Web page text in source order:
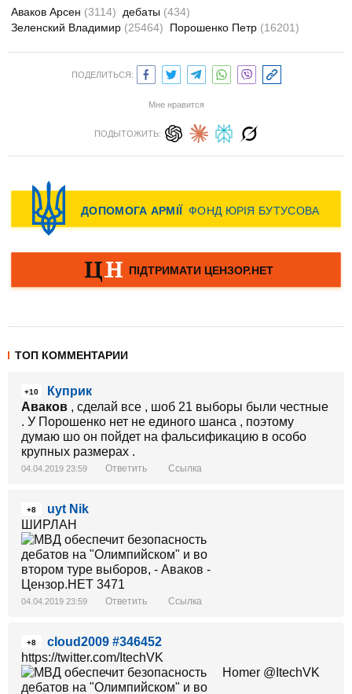
Аваков Арсен (3114) дебаты (434)
Зеленский Владимир (25464) Порошенко Петр (16201)
ПОДЕЛИТЬСЯ:
Мне нравится
ПОДЫТОЖИТЬ:
ТОП КОММЕНТАРИИ
+10
Куприк
Аваков , сделай все , шоб 21 выборы были честные
. У Порошенко нет не единого шанса , поэтому
думаю шо он пойдет на фальсификацию в особо
крупных размерах .
04.04.2019 23:59 Ответить Ссылка
+8
uyt Nik
ШИРЛАН
04.04.2019 23:59 Ответить Ссылка
+8
cloud2009 #346452
https://twitter.com/ItechVK
Homer‏ @ItechVK